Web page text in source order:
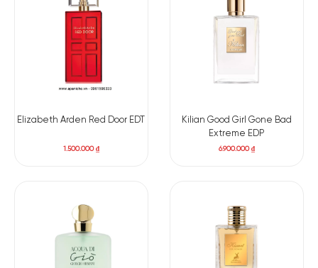
Giống như bạn đang đứng giữa một vườn hoa với đủ loại sắc
màu. Đó chính xác là những gì bạn cảm nhận được khi dùng
Replica Flower Market EDT
. Hoa huệ trắng, hoa hồng tươi cùng
hoa nhài Sambac đua nhau nở rộ. Những làn gió nhẹ đưa
hương thơm quyến rũ ấy len lỏi khắp không gian. Lúc thì
hương quyến rũ đến mê hoặc. Tất cả đã tạo nên chai nước
hoa nữ dịu dàng và hấp dẫn.
Elizabeth Arden Red Door EDT
1.500.000₫
Kilian Good Girl Gone Bad
Extreme EDP
6.900.000₫